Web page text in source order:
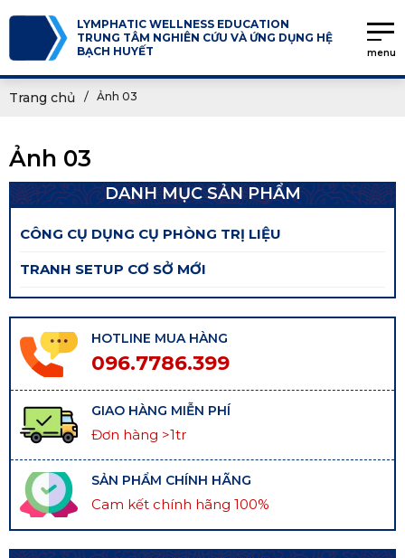
LYMPHATIC WELLNESS EDUCATION
TRUNG TÂM NGHIÊN CỨU VÀ ỨNG DỤNG HỆ
BẠCH HUYẾT
menu
Trang chủ Ảnh 03
Ảnh 03
DANH MỤC SẢN PHẨM
CÔNG CỤ DỤNG CỤ PHÒNG TRỊ LIỆU
TRANH SETUP CƠ SỞ MỚI
HOTLINE MUA HÀNG
096.7786.399
GIAO HÀNG MIỄN PHÍ
Đơn hàng >1tr
SẢN PHẨM CHÍNH HÃNG
Cam kết chính hãng 100%